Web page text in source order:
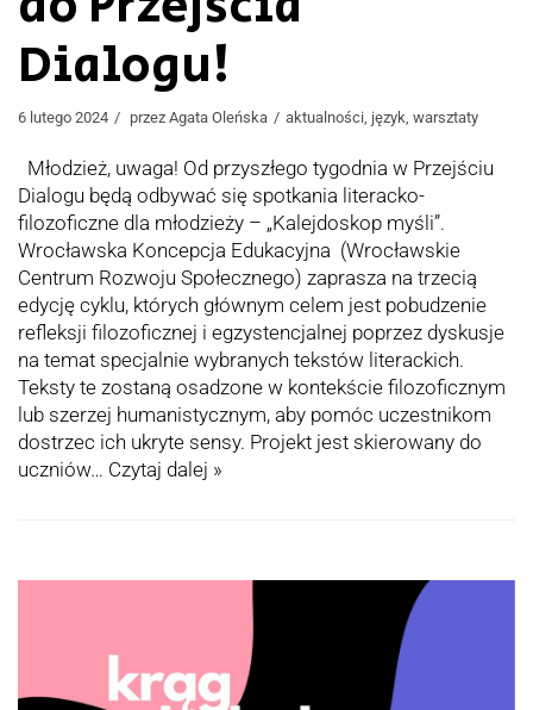
Dialogu!
6 lutego 2024 przez Agata Oleńska aktualności, język, warsztaty
Młodzież, uwaga! Od przyszłego tygodnia w Przejściu
Dialogu będą odbywać się spotkania literacko-
filozoficzne dla młodzieży – „Kalejdoskop myśli”.
Wrocławska Koncepcja Edukacyjna (Wrocławskie
Centrum Rozwoju Społecznego) zaprasza na trzecią
edycję cyklu, których głównym celem jest pobudzenie
refleksji filozoficznej i egzystencjalnej poprzez dyskusje
na temat specjalnie wybranych tekstów literackich.
Teksty te zostaną osadzone w kontekście filozoficznym
lub szerzej humanistycznym, aby pomóc uczestnikom
dostrzec ich ukryte sensy. Projekt jest skierowany do
uczniów… Czytaj dalej »